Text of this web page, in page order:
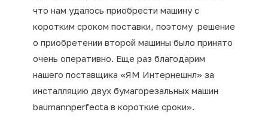
что нам удалось приобрести машину с
коротким сроком поставки, поэтому решение
о приобретении второй машины было принято
очень оперативно. Еще раз благодарим
нашего поставщика «ЯМ Интернешнл» за
инсталляцию двух бумагорезальных машин
baumannperfecta в короткие сроки».